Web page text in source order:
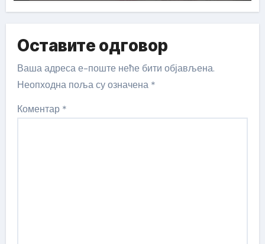
Оставите одговор
Ваша адреса е-поште неће бити објављена.
Неопходна поља су означена *
Коментар *